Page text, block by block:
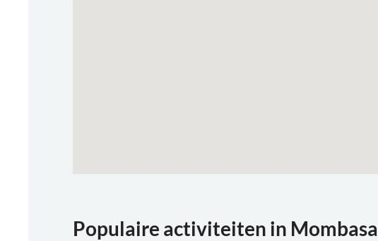
Populaire activiteiten in Mombasa